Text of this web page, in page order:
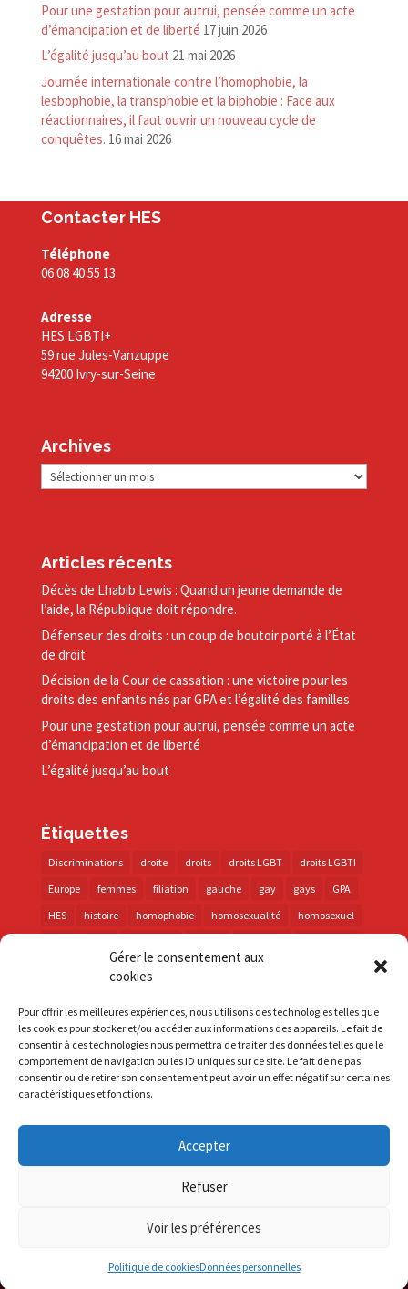
Gérer le consentement aux
cookies
Pour offrir les meilleures expériences, nous utilisons des technologies telles que
les cookies pour stocker et/ou accéder aux informations des appareils. Le fait de
consentir à ces technologies nous permettra de traiter des données telles que le
comportement de navigation ou les ID uniques sur ce site. Le fait de ne pas
consentir ou de retirer son consentement peut avoir un effet négatif sur certaines
caractéristiques et fonctions.
Accepter
Refuser
Voir les préférences
Politique de cookiesDonnées personnelles
Pour une gestation pour autrui, pensée comme un acte
d’émancipation et de liberté 17 juin 2026
L’égalité jusqu’au bout 21 mai 2026
Journée internationale contre l’homophobie, la
lesbophobie, la transphobie et la biphobie : Face aux
réactionnaires, il faut ouvrir un nouveau cycle de
conquêtes. 16 mai 2026
Contacter HES
Téléphone
06 08 40 55 13
Adresse
HES LGBTI+
59 rue Jules-Vanzuppe
94200 Ivry-sur-Seine
Archives
Archives
Articles récents
Décès de Lhabib Lewis : Quand un jeune demande de
l’aide, la République doit répondre.
Défenseur des droits : un coup de boutoir porté à l’État
de droit
Décision de la Cour de cassation : une victoire pour les
droits des enfants nés par GPA et l’égalité des familles
Pour une gestation pour autrui, pensée comme un acte
d’émancipation et de liberté
L’égalité jusqu’au bout
Étiquettes
Discriminations droite droits droits LGBT
droits LGBTI
Europe
femmes filiation gauche gay gays
GPA
HES
histoire homophobie homosexualité
homosexuel
lutte contre les discriminations
PMA police
prévention
santé
sida trans transphobie UE
Union européenne
vih
violences visibilité élections
S'inscrire à la Newsletter